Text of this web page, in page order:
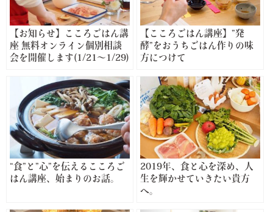
【お知らせ】こころごはん講
座 無料オンライン個別相談
会を開催します(1/21〜1/29)
【こころごはん講座】”発
酵”をおうちごはん作りの味
方につけて
“食”と”心”を伝えるこころご
はん講座、始まりのお話。
2019年、食と心を深め、人
生を輝かせていきたい貴方
へ。